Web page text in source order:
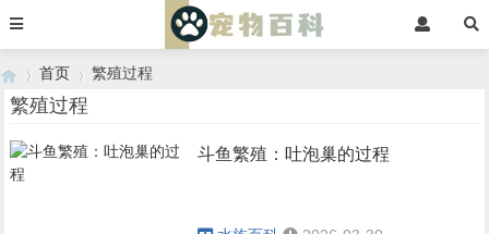
›
首页 繁殖过程
繁殖过程
斗鱼繁殖：吐泡巢的过程